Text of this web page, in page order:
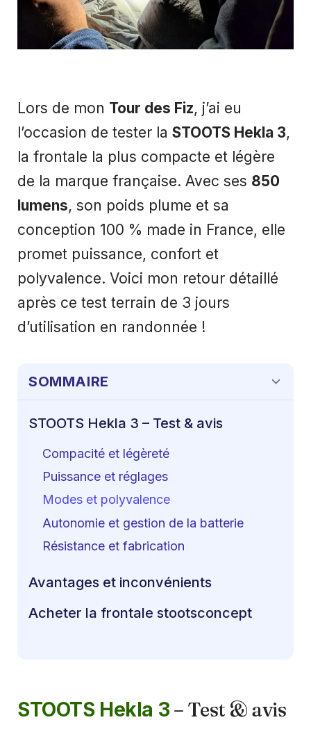
Lors de mon Tour des Fiz, j’ai eu
l’occasion de tester la STOOTS Hekla 3,
la frontale la plus compacte et légère
de la marque française. Avec ses 850
lumens, son poids plume et sa
conception 100 % made in France, elle
promet puissance, confort et
polyvalence. Voici mon retour détaillé
après ce test terrain de 3 jours
d’utilisation en randonnée !
SOMMAIRE
STOOTS Hekla 3 – Test & avis
Compacité et légèreté
Puissance et réglages
Modes et polyvalence
Autonomie et gestion de la batterie
Résistance et fabrication
Avantages et inconvénients
Acheter la frontale stootsconcept
STOOTS Hekla 3– Test & avis